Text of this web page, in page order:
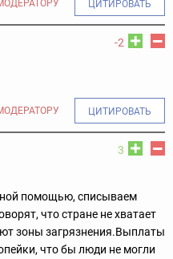
ЦИТИРОВАТЬ
-2
ЦИТИРОВАТЬ
3
помощью, списываем
что стране не хватает
зоны загрязнения.Выплаты
что бы люди не могли